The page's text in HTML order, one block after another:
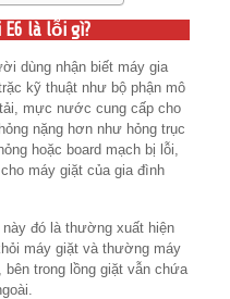
là lỗi gì?
dùng nhận biết máy gia
kỹ thuật như bộ phận mô
mực nước cung cấp cho
nặng hơn như hỏng trục
hoặc board mạch bị lỗi,
máy giặt của gia đình
này đó là thường xuất hiện
máy giặt và thường máy
trong lồng giặt vẫn chứa